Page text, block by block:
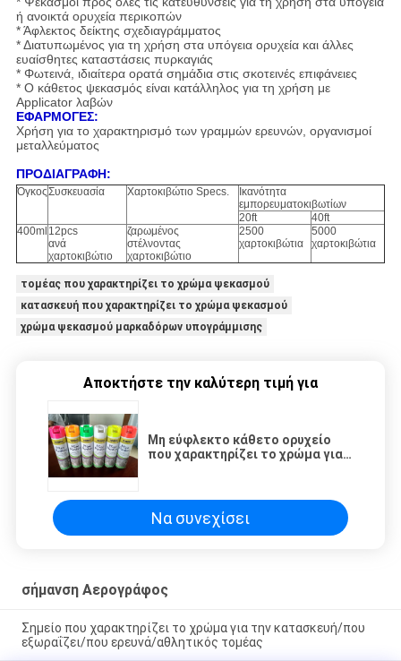
ή ανοικτά ορυχεία περικοπών
* Άφλεκτος δείκτης σχεδιαγράμματος
* Διατυπωμένος για τη χρήση στα υπόγεια ορυχεία και άλλες
ευαίσθητες καταστάσεις πυρκαγιάς
* Φωτεινά, ιδιαίτερα ορατά σημάδια στις σκοτεινές επιφάνειες
* Ο κάθετος ψεκασμός είναι κατάλληλος για τη χρήση με
Applicator λαβών
ΕΦΑΡΜΟΓΕΣ:
Χρήση για το χαρακτηρισμό των γραμμών ερευνών, οργανισμοί
μεταλλεύματος
ΠΡΟΔΙΑΓΡΑΦΗ:
ΌγκοςΣυσκευασία Χαρτοκιβώτιο Specs.
Ικανότητα
εμπορευματοκιβωτίων
20ft
40ft
400ml 12pcs
ανά
χαρτοκιβώτιο
ζαρωμένος
στέλνοντας
χαρτοκιβώτιο
2500
χαρτοκιβώτια
5000
χαρτοκιβώτια
τομέας που χαρακτηρίζει το χρώμα ψεκασμού
κατασκευή που χαρακτηρίζει το χρώμα ψεκασμού
χρώμα ψεκασμού μαρκαδόρων υπογράμμισης
Αποκτήστε την καλύτερη τιμή για
Μη εύφλεκτο κάθετο ορυχείο
που χαρακτηρίζει το χρώμα για
Να συνεχίσει
σήμανση Αερογράφος
Σημείο που χαρακτηρίζει το χρώμα για την κατασκευή/που
εξωραΐζει/που ερευνά/αθλητικός τομέας